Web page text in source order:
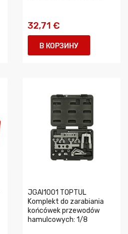
32,71 €
В КОРЗИНУ
JGAI1001 TOPTUL
Komplekt do zarabiania
końcówek przewodów
hamulcowych: 1/8